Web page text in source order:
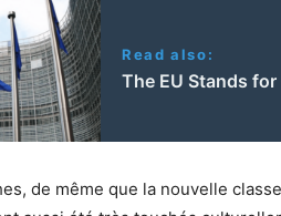
Read also:
The EU Stands
de même que la nouvelle